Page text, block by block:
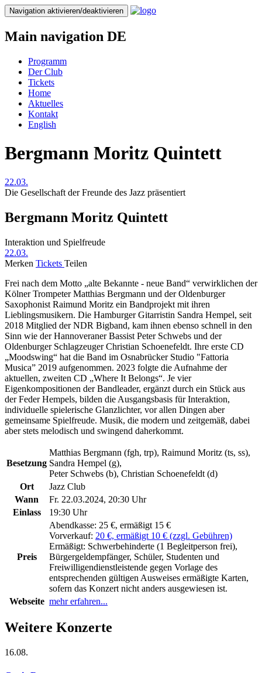
Direkt
zum
Inhalt
Navigation aktivieren/deaktivieren
Main navigation DE
Programm
Der Club
Tickets
Home
Aktuelles
Kontakt
English
Bergmann Moritz Quintett
22.03.
Die Gesellschaft der Freunde des Jazz präsentiert
Bergmann Moritz Quintett
Interaktion und Spielfreude
22.03.
Merken Tickets Teilen
Frei nach dem Motto „alte Bekannte - neue Band“ verwirklichen der
Kölner TrompeterMatthias Bergmann und der Oldenburger
Saxophonist Raimund Moritz ein Bandprojekt mit ihren
Lieblingsmusikern. Die Hamburger Gitarristin Sandra Hempel, seit
2018 Mitglied der NDR Bigband, kam ihnen ebenso schnell in den
Sinn wie der Hannoveraner Bassist Peter Schwebs und der
Oldenburger Schlagzeuger Christian Schoenefeldt. Ihre erste CD
„Moodswing“ hat die Band im Osnabrücker Studio "Fattoria
Musica” 2019 aufgenommen. 2023 folgte die Aufnahme der
aktuellen, zweiten CD „Where It Belongs“. Je vier
Eigenkompositionen der Bandleader, ergänzt durch ein Stück aus
der Feder Hempels, bilden die Ausgangsbasis für Interaktion,
individuelle spielerische Glanzlichter, vor allen Dingen aber
gemeinsame Spielfreude. Musik, die modern und zeitgemäß, dabei
aber stets melodisch und swingend daherkommt.
Besetzung
Matthias Bergmann (fgh, trp), Raimund Moritz (ts, ss),
Sandra Hempel (g),
Peter Schwebs (b), Christian Schoenefeldt (d)
Ort
Jazz Club
Wann
Fr. 22.03.2024, 20:30 Uhr
Einlass
19:30 Uhr
Preis
Abendkasse: 25 €, ermäßigt 15 €
Vorverkauf: 20 €, ermäßigt 10 € (zzgl. Gebühren)
Ermäßigt: Schwerbehinderte (1 Begleitperson frei),
Bürgergeldempfänger, Schüler, Studenten und
Freiwilligendienstleistende gegen Vorlage des
entsprechenden gültigen Ausweises ermäßigte Karten,
sofern das Konzert nicht anders ausgewiesen ist.
Webseite mehr erfahren...
Weitere Konzerte
16.08.